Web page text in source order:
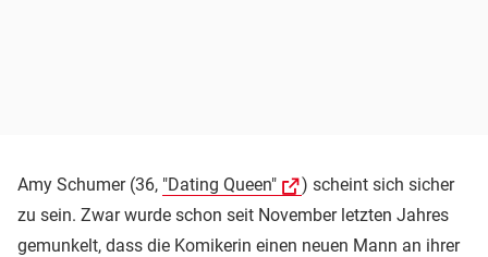
Amy Schumer (36, "Dating Queen"
) scheint sich sicher
zu sein. Zwar wurde schon seit November letzten Jahres
gemunkelt, dass die Komikerin einen neuen Mann an ihrer